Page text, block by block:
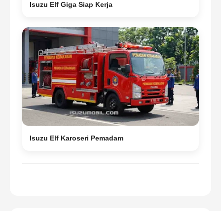
Isuzu Elf Giga Siap Kerja
Isuzu Elf Karoseri Pemadam